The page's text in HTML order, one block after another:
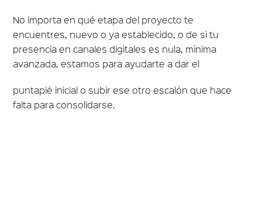
No importa en qué etapa del proyecto te
encuentres, nuevo o ya establecido, o de si tu
presencia en canales digitales es nula, mínima
avanzada, estamos para ayudarte a dar el
puntapié inicial o subir ese otro escalón que hace
falta para consolidarse.